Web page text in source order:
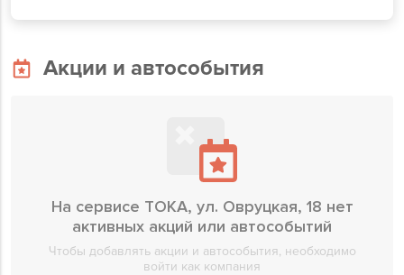
Акции и автособытия
На сервисе TOKA, ул. Овруцкая, 18 нет
активных акций или автособытий
Чтобы добавлять акции и автособытия, необходимо
войти как компания